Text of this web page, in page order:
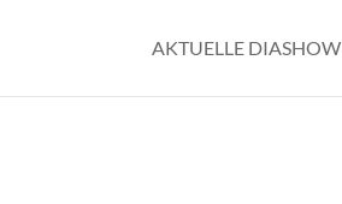
AKTUELLE DIASHOW